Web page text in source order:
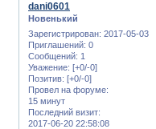
dani0601
Новенький
Зарегистрирован: 2017-05-03
Приглашений: 0
Сообщений: 1
Уважение: [+0/-0]
Позитив: [+0/-0]
Провел на форуме:
15 минут
Последний визит:
2017-06-20 22:58:08